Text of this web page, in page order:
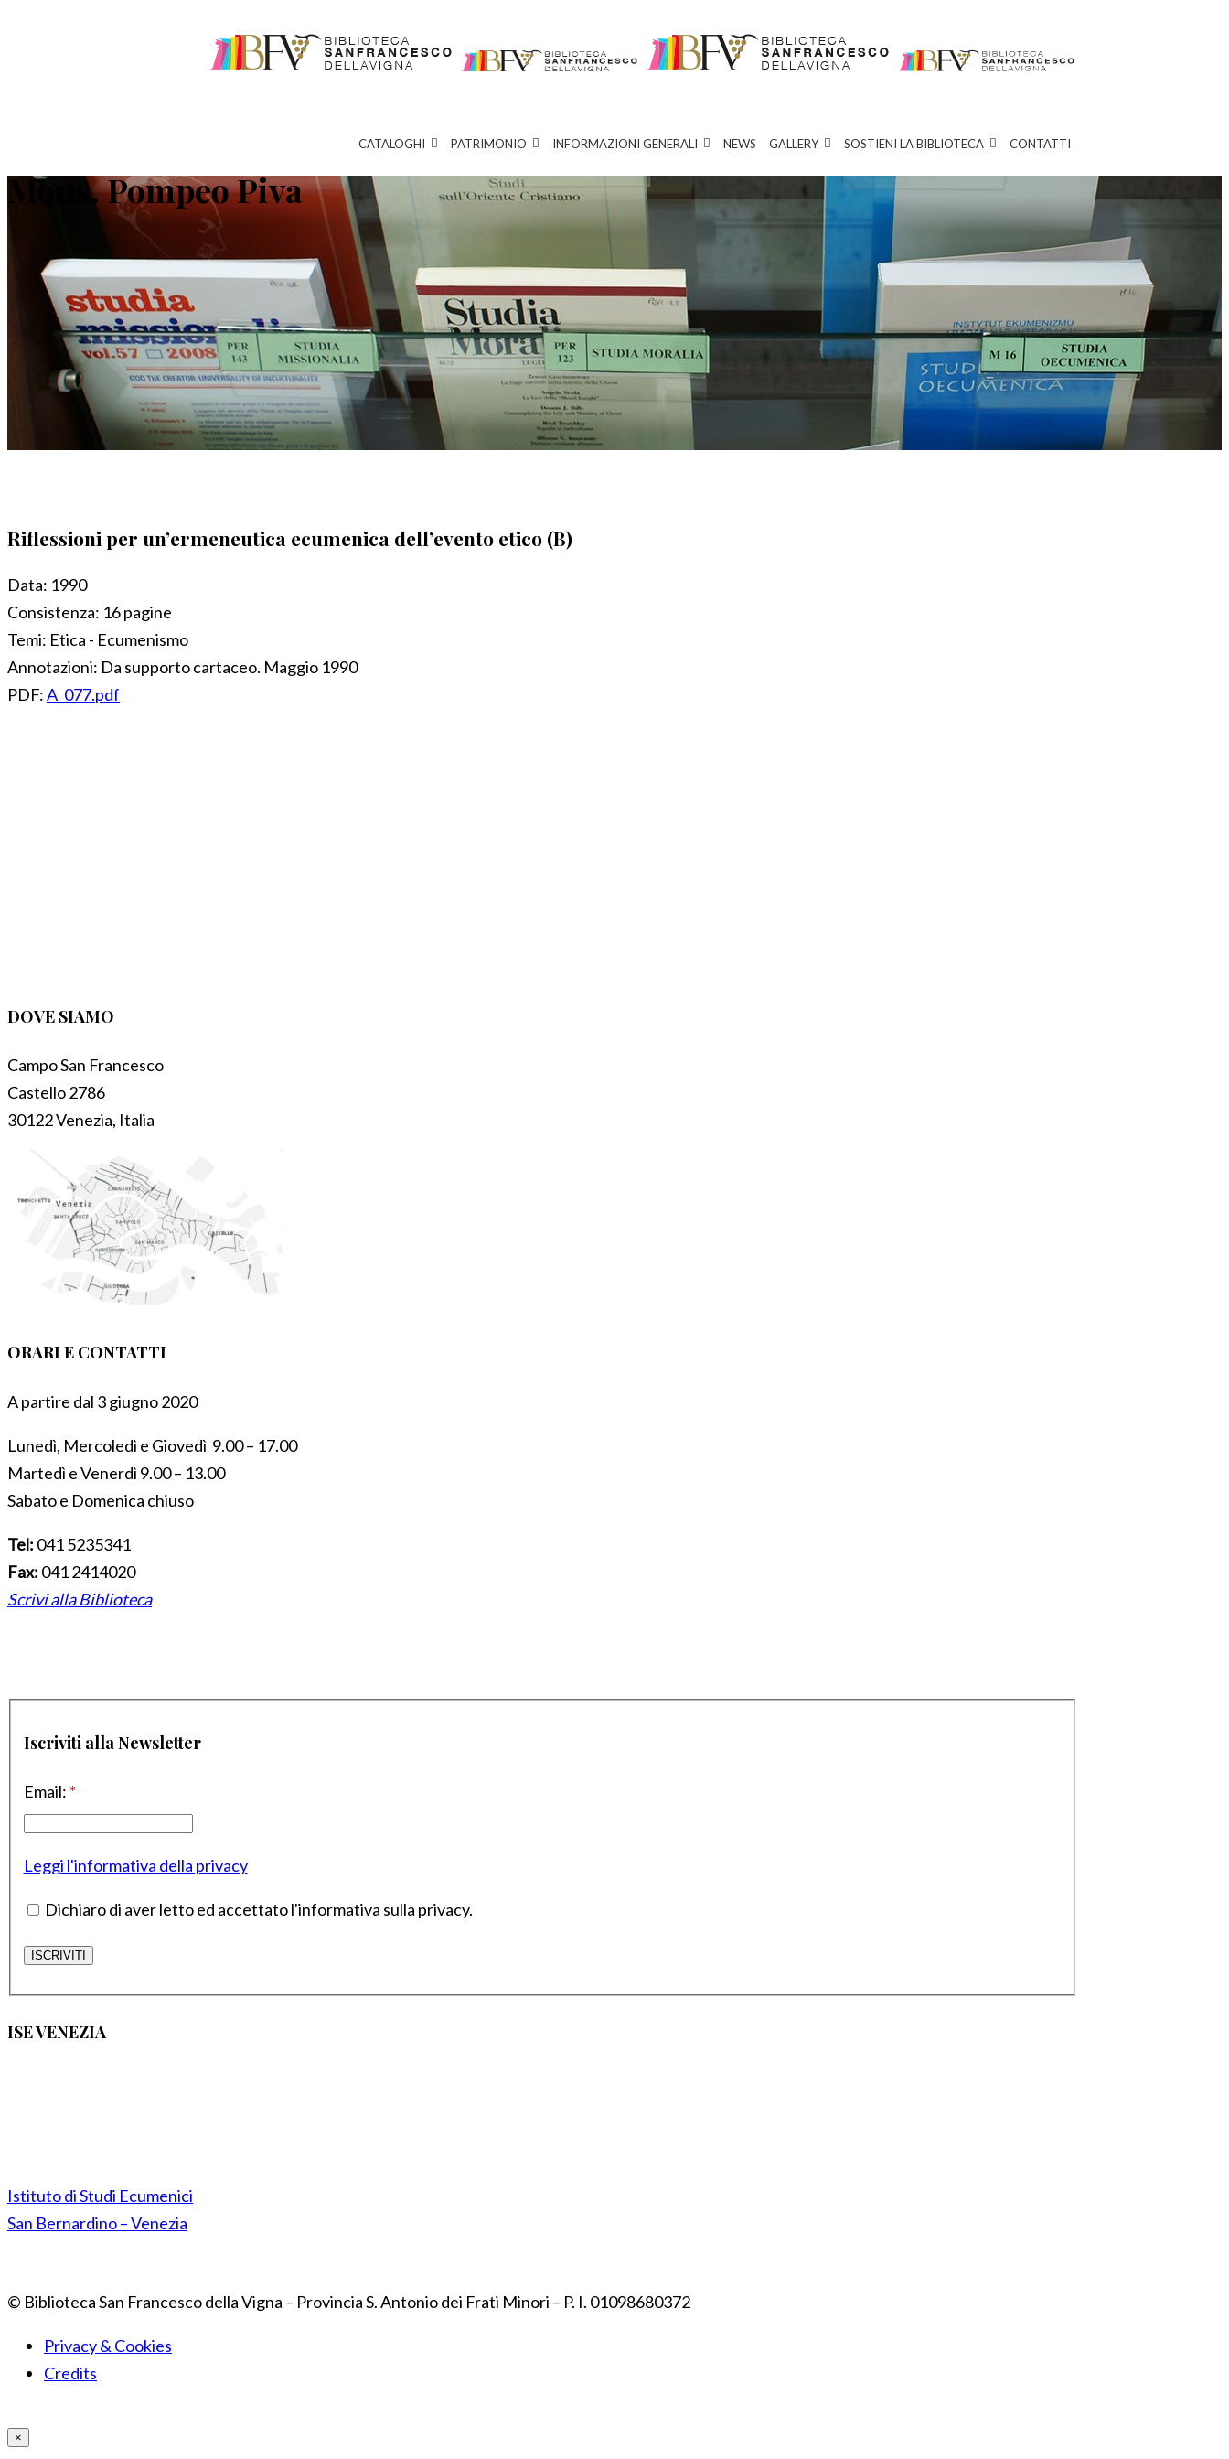
CATALOGHI PATRIMONIO INFORMAZIONI GENERALI NEWS GALLERY SOSTIENI LA BIBLIOTECA CONTATTI
Mons. Pompeo Piva
Riflessioni per un’ermeneutica ecumenica dell’evento etico (B)
Data: 1990
Consistenza: 16 pagine
Temi: Etica - Ecumenismo
Annotazioni: Da supporto cartaceo. Maggio 1990
PDF:A_077.pdf
DOVE SIAMO
Campo San Francesco
Castello 2786
30122 Venezia, Italia
ORARI E CONTATTI
A partire dal 3 giugno 2020
Lunedì, Mercoledì e Giovedì 9.00 – 17.00
Martedì e Venerdì 9.00 – 13.00
Sabato e Domenica chiuso
Tel: 041 5235341
Fax: 041 2414020
Scrivi alla Biblioteca
Iscriviti alla Newsletter
Email: *
Leggi l'informativa della privacy
Dichiaro di aver letto ed accettato l'informativa sulla privacy.
ISE VENEZIA
Istituto di Studi Ecumenici
San Bernardino – Venezia
© Biblioteca San Francesco della Vigna – Provincia S. Antonio dei Frati Minori – P. I. 01098680372
Privacy & Cookies
Credits
×